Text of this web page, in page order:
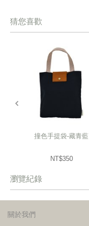
猜您喜歡
撞色手提袋-藏青藍
NT$350
瀏覽紀錄
prev
關於我們